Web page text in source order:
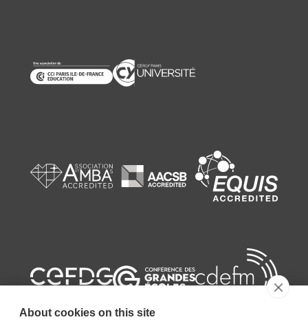
About cookies on this site